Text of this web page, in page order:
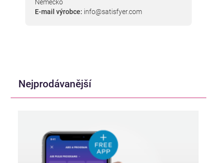
Německo
E-mail výrobce: info@satisfyer.com
Nejprodávanější